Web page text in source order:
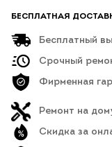
БЕСПЛАТНАЯ
Бесплатный
Срочный
Фирменная
Ремонт на
Скидка за